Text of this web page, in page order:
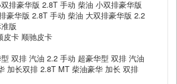
排豪华版 2.8T 手动 柴油 小双排豪华版
豪华版 2.8T 手动 柴油 大双排豪华版 2.2
版
皮卡 顺驰皮卡
双排 汽油 2.2 手动 超豪华型 双排 汽油
加长双排 2.8T MT 柴油豪华 加长 双排